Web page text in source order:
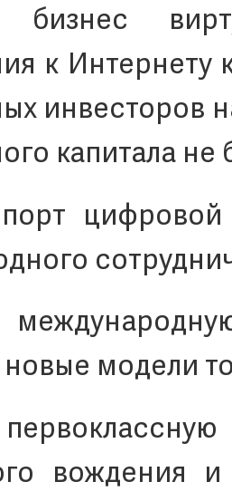
бизнес
к Интернету
инвесторов
капитала не
новые модели
вождения